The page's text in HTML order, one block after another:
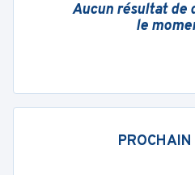
Aucun résultat de
le
PROCHAIN